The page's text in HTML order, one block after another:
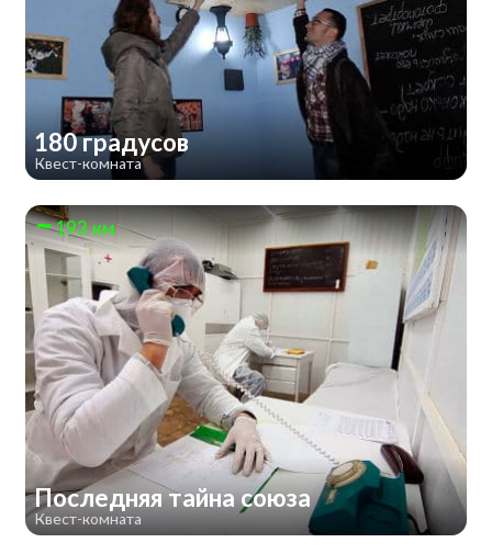
180 градусов
Квест-комната
193 км
Последняя тайна союза
Квест-комната